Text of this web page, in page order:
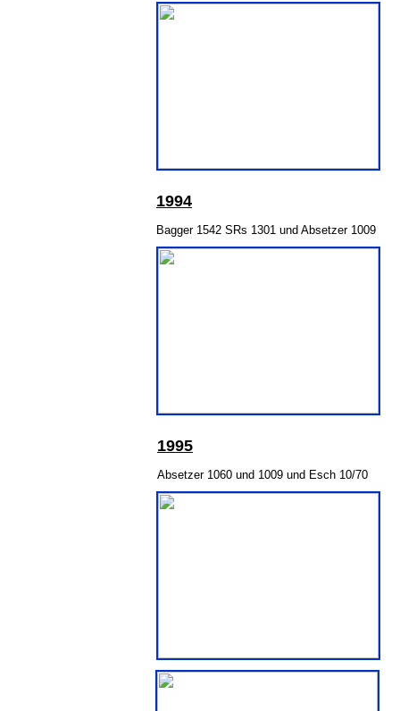
1994
Bagger 1542 SRs 1301 und Absetzer 1009
1995
Absetzer 1060 und 1009 und Esch 10/70